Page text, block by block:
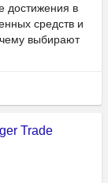
достижения в
средств и
выбирают
Trade